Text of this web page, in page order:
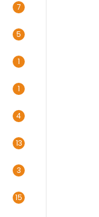
7
5
1
1
4
13
3
15